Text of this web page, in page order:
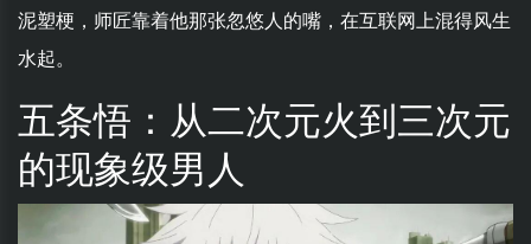
泥塑梗，师匠靠着他那张忽悠人的嘴，在互联网上混得风生
水起。
五条悟：从二次元火到三次元
的现象级男人